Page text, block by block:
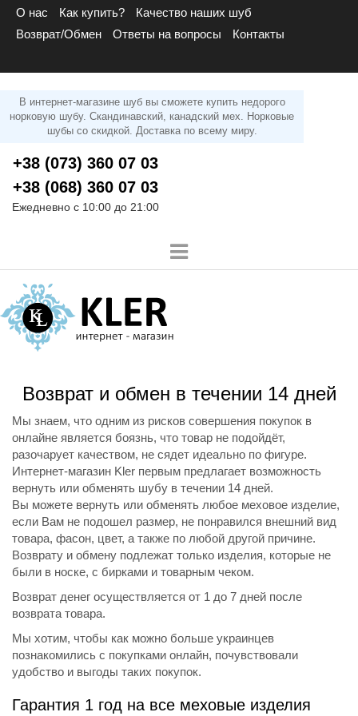
О нас Как купить?
Качество наших шуб
Возврат/Обмен
Ответы на вопросы Контакты
В интернет-магазине шуб вы сможете купить недорого
норковую шубу. Скандинавский, канадский мех. Норковые
шубы со скидкой. Доставка по всему миру.
+38 (073) 360 07 03
+38 (068) 360 07 03
Ежедневно с 10:00 до 21:00
Возврат и обмен в течении 14 дней
Мы знаем, что одним из рисков совершения покупок в
онлайне является боязнь, что товар не подойдёт,
разочарует качеством, не сядет идеально по фигуре.
Интернет-магазин Kler первым предлагает возможность
вернуть или обменять шубу в течении 14 дней.
Вы можете вернуть или обменять любое меховое изделие,
если Вам не подошел размер, не понравился внешний вид
товара, фасон, цвет, а также по любой другой причине.
Возврату и обмену подлежат только изделия, которые не
были в носке, с бирками и товарным чеком.
Возврат денег осуществляется от 1 до 7 дней после
возврата товара.
Мы хотим, чтобы как можно больше украинцев
познакомились с покупками онлайн, почувствовали
удобство и выгоды таких покупок.
Гарантия 1 год на все меховые изделия